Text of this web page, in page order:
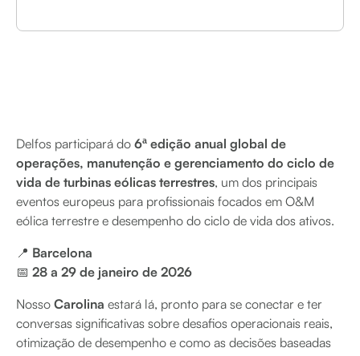
Delfos participará do 6ª edição anual global de
operações, manutenção e gerenciamento do ciclo de
vida de turbinas eólicas terrestres, um dos principais
eventos europeus para profissionais focados em O&M
eólica terrestre e desempenho do ciclo de vida dos ativos.
📍 Barcelona
📅 28 a 29 de janeiro de 2026
Nosso Carolina estará lá, pronto para se conectar e ter
conversas significativas sobre desafios operacionais reais,
otimização de desempenho e como as decisões baseadas